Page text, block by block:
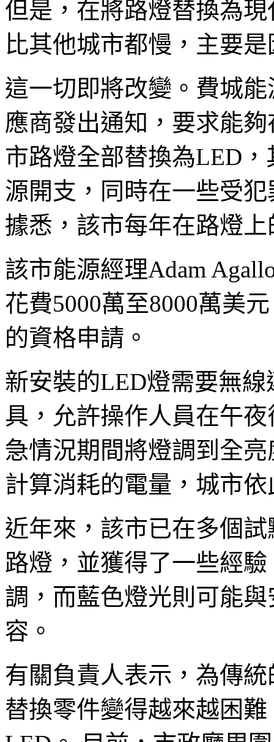
但是，在將路燈替換為
比其他城市都慢，主要
這一切即將改變。費城
應商發出通知，要求能
市路燈全部替換為LED
源開支，同時在一些受
據悉，該市每年在路燈
該市能源經理Adam
花費5000萬至8000萬美
的資格申請。
新安裝的LED燈需要無
具，允許操作人員在午
急情況期間將燈調到全
計算消耗的電量，城市
近年來，該市已在多個
路燈，並獲得了一些經
調，而藍色燈光則可能
容。
有關負責人表示，為傳
替換零件變得越來越困